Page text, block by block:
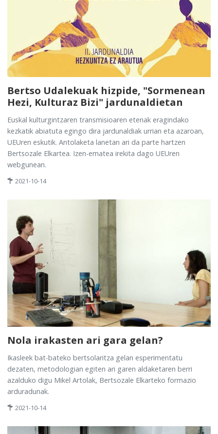
Bertso Udalekuak hizpide, "Sormenean
Hezi, Kulturaz Bizi" jardunaldietan
Euskal kulturgintzaren transmisioaren etenak eragindako
kezkatik abiatuta egingo dira jardunaldiak urrian eta azaroan,
UEUren eskutik. Antolaketa lanetan ari da parte hartzen
Bertsozale Elkartea. Izen-ematea irekita dago UEUren
webgunean.
2021-10-14
Nola irakasten ari gara gelan?
Ikasleek bat-bateko bertsolaritza gelan esperimentatu
dezaten, metodologian egiten ari garen aldaketaren berri
azalduko digu Mikel Artolak, Bertsozale Elkarteko formazio
arduradunak.
2021-10-14